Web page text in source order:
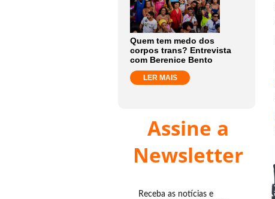
Quem tem medo dos
corpos trans? Entrevista
com Berenice Bento
LER MAIS
Assine a
Newsletter
Receba as notícias e